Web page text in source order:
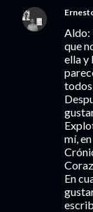
Aldo:
que
ella y
mí,
En